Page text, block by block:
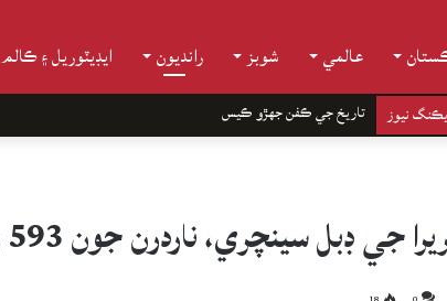
عالمي شوبز رانديون ايڊيٽوريل ۽ ڪالم
نيوز تاريخ جي ڪفن جھڙو ڪيس
ڊبل سينچري، ناردرن جون 593 رنسون